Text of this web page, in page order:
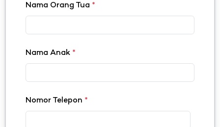
Nama Orang Tua *
Nama Anak *
Nomor Telepon *